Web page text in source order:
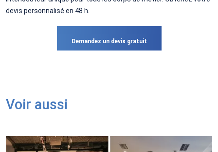
devis personnalisé en 48 h.
Demandez un devis gratuit
Voir aussi